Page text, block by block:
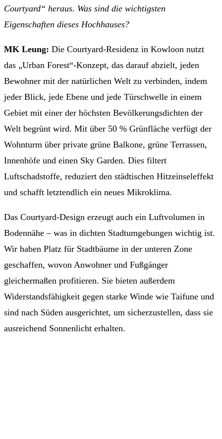
Courtyard“ heraus. Was sind die wichtigsten
Eigenschaften dieses Hochhauses?
MK Leung: Die Courtyard-Residenz in Kowloon nutzt
das „Urban Forest“-Konzept, das darauf abzielt, jeden
Bewohner mit der natürlichen Welt zu verbinden, indem
jeder Blick, jede Ebene und jede Türschwelle in einem
Gebiet mit einer der höchsten Bevölkerungsdichten der
Welt begrünt wird. Mit über 50 % Grünfläche verfügt der
Wohnturm über private grüne Balkone, grüne Terrassen,
Innenhöfe und einen Sky Garden. Dies filtert
Luftschadstoffe, reduziert den städtischen Hitzeinseleffekt
und schafft letztendlich ein neues Mikroklima.
Das Courtyard-Design erzeugt auch ein Luftvolumen in
Bodennähe – was in dichten Stadtumgebungen wichtig ist.
Wir haben Platz für Stadtbäume in der unteren Zone
geschaffen, wovon Anwohner und Fußgänger
gleichermaßen profitieren. Sie bieten außerdem
Widerstandsfähigkeit gegen starke Winde wie Taifune und
sind nach Süden ausgerichtet, um sicherzustellen, dass sie
ausreichend Sonnenlicht erhalten.